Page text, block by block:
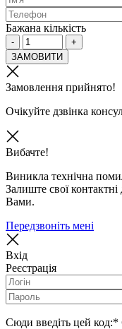
Бажана кількість
-
+
ЗАМОВИТИ
Замовлення прийнято!
Очікуйте дзвінка
Вибачте!
Виникла технічна
Залиште свої
Вами.
Передзвоніть мені
Вхід
Реєстрація
Сюди введіть цей код:*